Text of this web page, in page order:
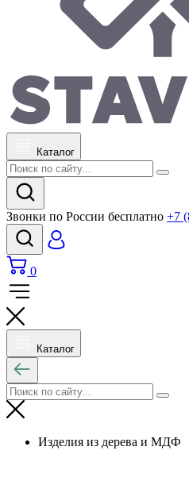
Каталог
Звонки по России бесплатно +7
0
Каталог
Изделия из дерева и МДФ